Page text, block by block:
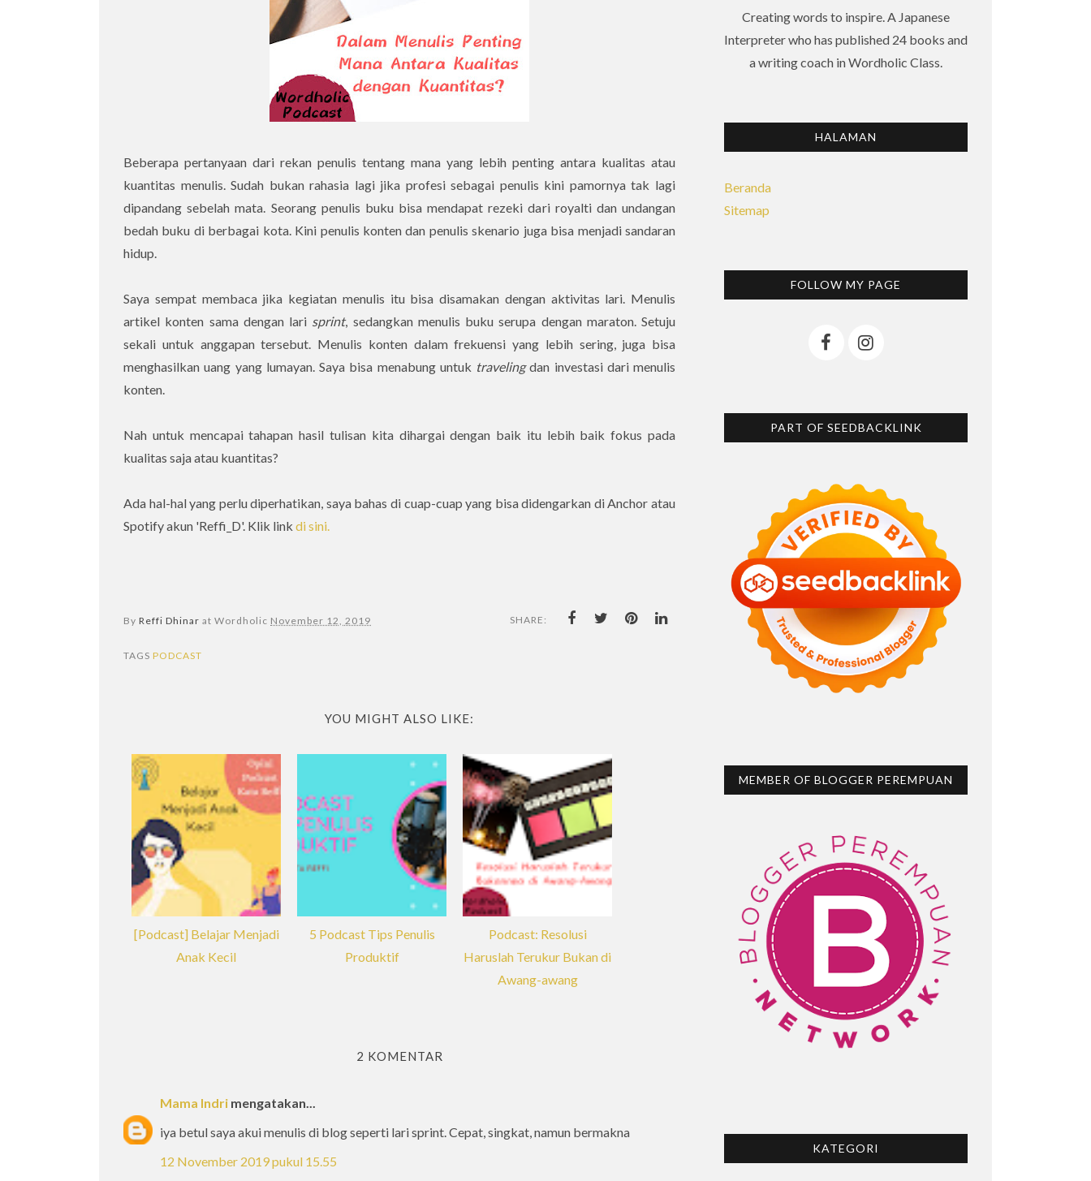
Beberapa pertanyaan dari rekan penulis tentang mana yang lebih penting antara kualitas atau
kuantitas menulis. Sudah bukan rahasia lagi jika profesi sebagai penulis kini pamornya tak lagi
dipandang sebelah mata. Seorang penulis buku bisa mendapat rezeki dari royalti dan undangan
bedah buku di berbagai kota. Kini penulis konten dan penulis skenario juga bisa menjadi sandaran
hidup.
Saya sempat membaca jika kegiatan menulis itu bisa disamakan dengan aktivitas lari. Menulis
artikel konten sama dengan lari sprint, sedangkan menulis buku serupa dengan maraton. Setuju
sekali untuk anggapan tersebut. Menulis konten dalam frekuensi yang lebih sering, juga bisa
menghasilkan uang yang lumayan. Saya bisa menabung untuk travelingdan investasi dari menulis
konten.
Nah untuk mencapai tahapan hasil tulisan kita dihargai dengan baik itu lebih baik fokus pada
kualitas saja atau kuantitas?
Ada hal-hal yang perlu diperhatikan, saya bahas di cuap-cuap yang bisa didengarkan di Anchor atau
Spotify akun 'Reffi_D'. Klik link di sini.
By Reffi Dhinar at Wordholic November 12, 2019 SHARE:
TAGS PODCAST
YOU MIGHT ALSO LIKE:
[Podcast] Belajar Menjadi
Anak Kecil
5 Podcast Tips Penulis
Produktif
Podcast: Resolusi
Haruslah Terukur Bukan di
Awang-awang
2 KOMENTAR
Mama Indri mengatakan...
iya betul saya akui menulis di blog seperti lari sprint. Cepat, singkat, namun bermakna
12 November 2019 pukul 15.55
Creating words to inspire. A Japanese
Interpreter who has published 24 books and
a writing coach in Wordholic Class.
HALAMAN
Beranda
Sitemap
FOLLOW MY PAGE
PART OF SEEDBACKLINK
MEMBER OF BLOGGER PEREMPUAN
KATEGORI